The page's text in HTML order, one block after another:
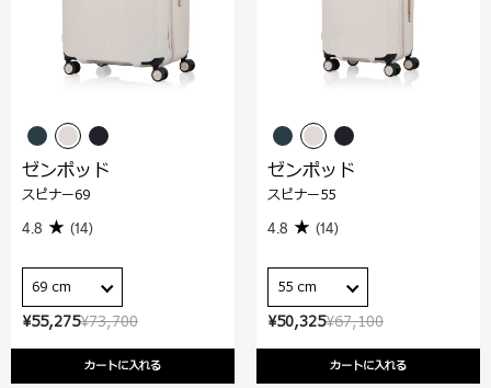
¥73,700
¥55,275
カートに入れる
ゼンポッド
スピナー69
4.8 (14)
69 cm
¥67,100
¥50,325
カートに入れる
ゼンポッド
スピナー55
4.8 (14)
55 cm